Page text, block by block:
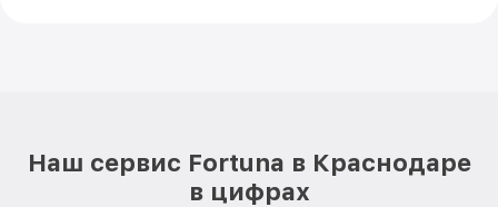
Наш сервис Fortuna в Краснодаре
в цифрах